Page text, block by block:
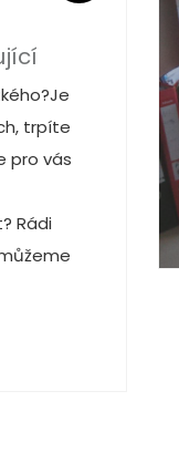
trpíte
pro vás
Rádi